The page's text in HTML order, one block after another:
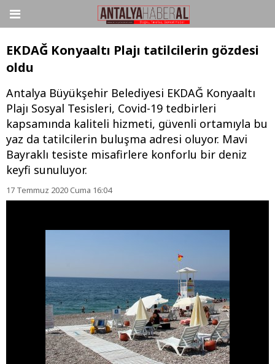
EKDAĞ Konyaaltı Plajı tatilcilerin gözdesi
oldu
Antalya Büyükşehir Belediyesi EKDAĞ Konyaaltı
Plajı Sosyal Tesisleri, Covid-19 tedbirleri
kapsamında kaliteli hizmeti, güvenli ortamıyla bu
yaz da tatilcilerin buluşma adresi oluyor. Mavi
Bayraklı tesiste misafirlere konforlu bir deniz
keyfi sunuluyor.
17 Temmuz 2020 Cuma 16:04